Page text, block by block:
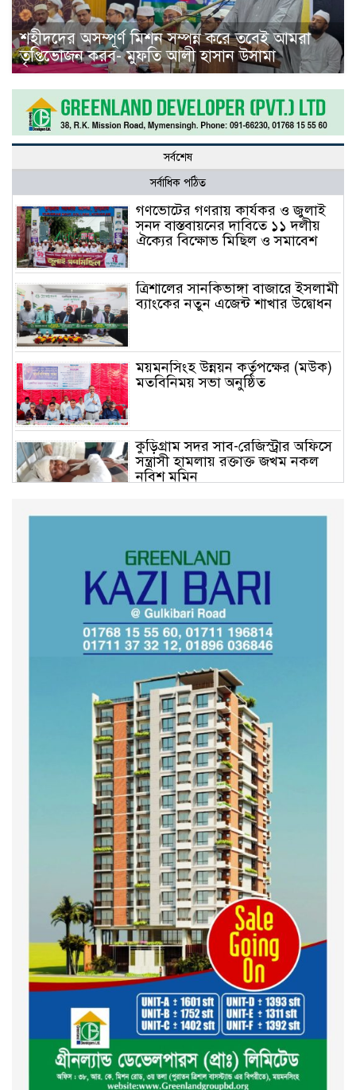
শহীদদের অসম্পূর্ণ মিশন সম্পন্ন করে তবেই আমরা
তৃপ্তিভোজন করব- মুফতি আলী হাসান উসামা
সর্বশেষ
সর্বাধিক পঠিত
গণভোটের গণরায় কার্যকর ও জুলাই
সনদ বাস্তবায়নের দাবিতে ১১ দলীয়
ঐক্যের বিক্ষোভ মিছিল ও সমাবেশ
ত্রিশালের সানকিভাঙ্গা বাজারে ইসলামী
ব্যাংকের নতুন এজেন্ট শাখার উদ্বোধন
ময়মনসিংহ উন্নয়ন কর্তৃপক্ষের (মউক)
মতবিনিময় সভা অনুষ্ঠিত
কুড়িগ্রাম সদর সাব-রেজিস্ট্রার অফিসে
সন্ত্রাসী হামলায় রক্তাক্ত জখম নকল
নবিশ মমিন
অনুষ্ঠিত
কুড়িগ্রাম কৃষি বিশ্ববিদ্যালয়ের স্থায়ী
ক্যাম্পাস নির্মাণে ইউজিসির সমন্বয়
সভা অনুষ্ঠিত
শহীদদের অসম্পূর্ণ মিশন সম্পন্ন করে
তবেই আমরা তৃপ্তিভোজন করব-
মুফতি আলী হাসান উসামা
দেশ গড়তে জুলাই জাগরণ’ কর্মসূচির
অংশ হিসেবে এনসিপির জুলাই
পথসভসায়- নাসীরুদ্দীন পাটওয়ারী
ইসলামী ব্যাংক বাংলাদেশ পিলএলসি
ময়মনসিংহ শাখার গ্রাহক সমাবেশ
২০২৪ এর গণঅভ্যুত্থানের শহিদের
কবর জিয়ারত ও দোয়া করলেন
ময়মনসিংহ মহানগর জামায়াত